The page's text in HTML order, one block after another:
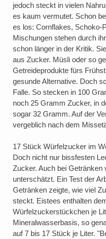
jedoch steckt in vielen
es kaum vermutet. Schon
es los: Cornflakes, Schoko-
Mischungen stehen durch
schon länger in der Kritik.
aus Zucker. Müsli oder so
Getreideprodukte fürs
gesunde Alternative. Doch
Falle. So stecken in 100
noch 25 Gramm Zucker, in
sogar 32 Gramm. Auf der
vergeblich nach dem
17 Stück Würfelzucker im
Doch nicht nur bissfesten
Zucker. Auch bei
unterschätzt. Ein Test der
Getränken zeigte, wie viel
steckt. Eistees enthalten
Würfelzuckerstückchen je
Mineralwasserbasis, so
auf 7 bis 17 Stück je Liter.